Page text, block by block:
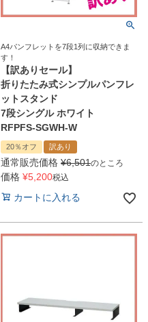
A4パンフレットを7段1列に収納できま
す！
【訳ありセール】
折りたたみ式シンプルパンフレ
ットスタンド
7段シングル ホワイト
RFPFS-SGWH-W
20％オフ 訳あり
通常販売価格 ¥6,501のところ
価格 ¥5,200税込
カートに入れる